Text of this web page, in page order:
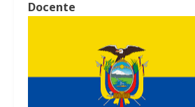
Docente